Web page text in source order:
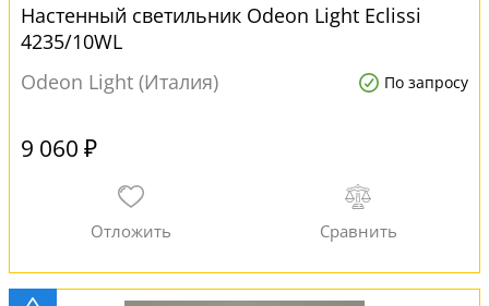
Настенный светильник Odeon Light Eclissi
4235/10WL
Odeon Light (Италия)
По запросу
9 060 ₽